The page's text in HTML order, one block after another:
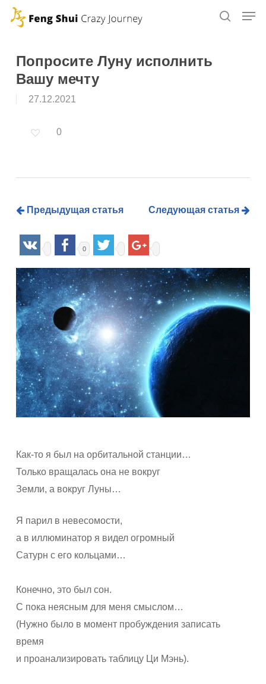
Skip
contentПопросите Луну исполнить
Вашу мечту
27.12.2021
0
Предыдущая статья Следующая статья
0
Как-то я был на орбитальной станции…
Только вращалась она не вокруг
Земли, а вокруг Луны…
Я парил в невесомости,
а в иллюминатор я видел огромный
Сатурн с его кольцами…
Конечно, это был сон.
С пока неясным для меня смыслом…
(Нужно было в момент пробуждения записать
время
и проанализировать таблицу Ци Мэнь).